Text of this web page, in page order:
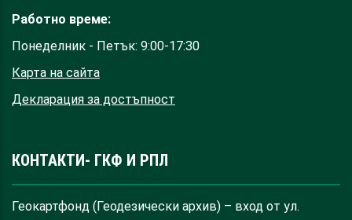
Работно време:
Понеделник - Петък: 9:00-17:30
Карта на сайта
Декларация за достъпност
КОНТАКТИ- ГКФ И РПЛ
Геокартфонд (Геодезически архив) – вход от ул.